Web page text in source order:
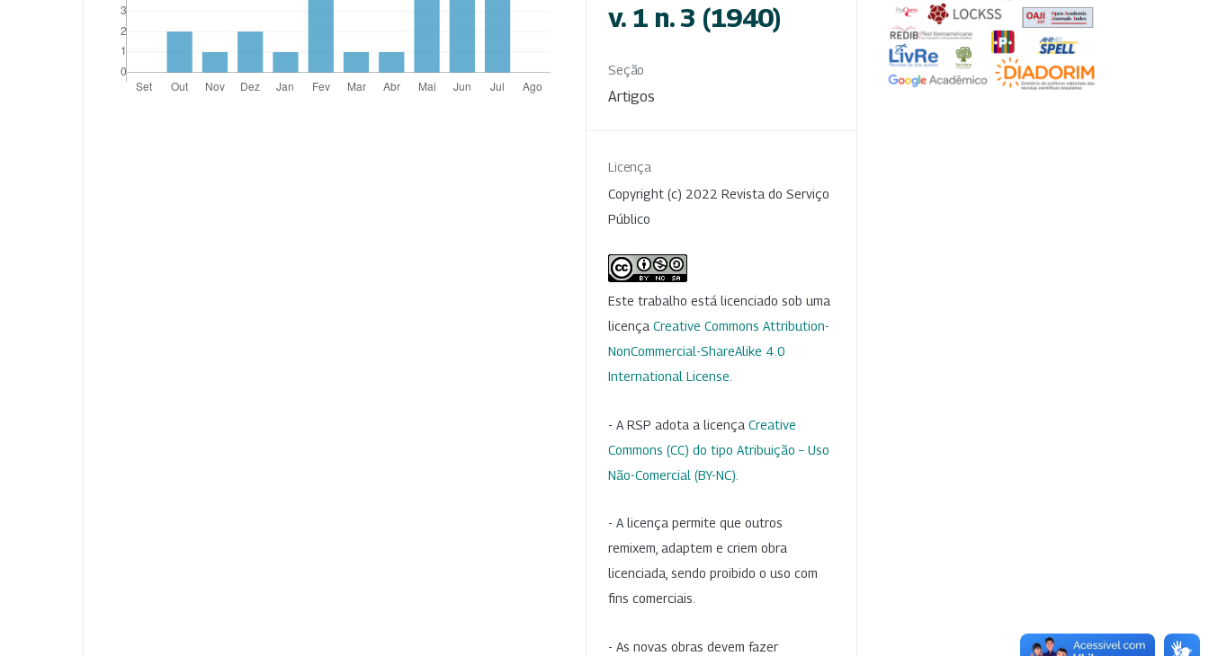
v. 1 n. 3 (1940)
Seção
Artigos
Licença
Copyright (c) 2022 Revista do Serviço
Público
Este trabalho está licenciado sob uma
licença Creative Commons Attribution-
NonCommercial-ShareAlike 4.0
International License
- A RSP adota a licença Creative
Commons (CC) do tipo Atribuição – Uso
Não-Comercial (BY-NC)
- A licença permite que outros
remixem, adaptem e criem obra
licenciada, sendo proibido o uso com
fins comerciais.
- As novas obras devem fazer